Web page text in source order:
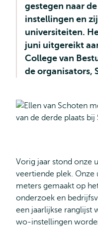
gestegen naar
instellingen en
universiteiten.
juni uitgereikt
College van
de organisators,
Vorig jaar stond onze
veertiende plek.
meters gemaakt op
onderzoek en
een jaarlijkse ranglijst
wo-instellingen